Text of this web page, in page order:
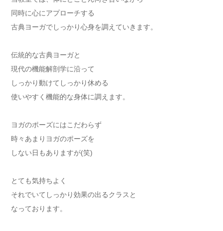
同時に心にアプローチする
古典ヨーガでしっかり心身を調えていきます。
伝統的な古典ヨーガと
現代の機能解剖学に沿って
しっかり動けてしっかり休める
使いやすく機能的な身体に調えます。
ヨガのポーズにはこだわらず
時々あまりヨガのポーズを
しない日もありますが(笑)
とても気持ちよく
それでいてしっかり効果の出るクラスと
なっております。